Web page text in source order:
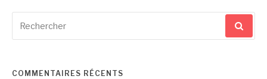
pour
COMMENTAIRES RÉCENTS